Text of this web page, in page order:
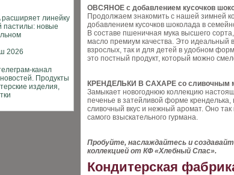
ОВСЯНОЕ с добавлением кусочков
Продолжаем знакомить с нашей зимней
добавлением кусочков шоколада в
В составе пшеничная мука высшего
масло премиум качества. Это идеальный
взрослых, так и для детей в удобном
это постный продукт, который можно
КРЕНДЕЛЬКИ В САХАРЕ со сливочным
Замыкает новогоднюю коллекцию
печенье в затейливой форме
сливочный вкус и нежный аромат. Оно
самого взыскательного гурмана.
Пробуйте, наслаждайтесь и
коллекцией от КФ «Хлебный Спас».
Кондитерская